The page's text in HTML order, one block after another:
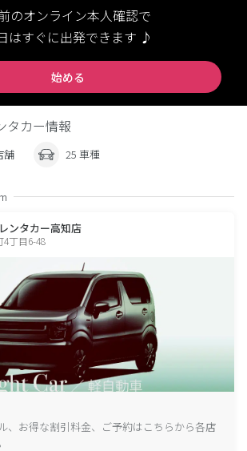
のオンライン本人確認で
はすぐに出発できます ♪
始める
タカー情報
舗 25 車種
ンタカー高知店
丁目6-48
、お得な割引料金、ご予約はこちらから各店